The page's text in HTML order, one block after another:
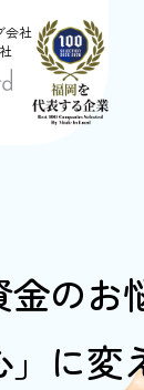
会社
金のお
」に変